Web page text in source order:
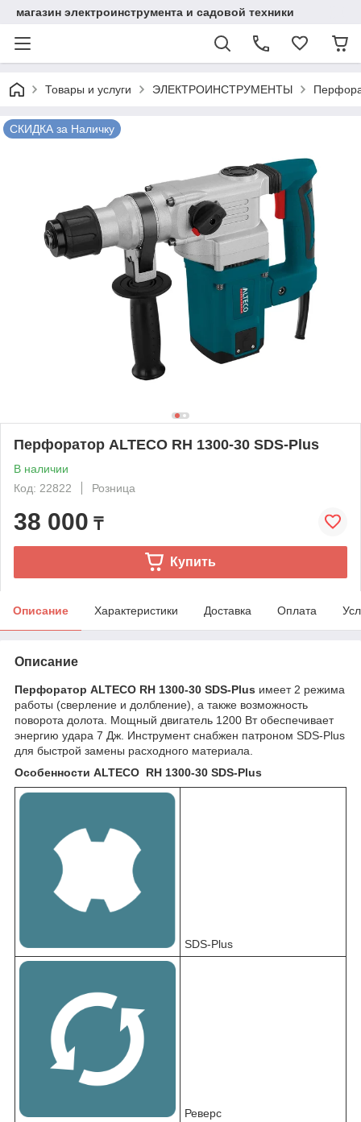
магазин электроинструмента и садовой техники
Товары и услуги ЭЛЕКТРОИНСТРУМЕНТЫ
СКИДКА за Наличку
Перфоратор ALTECO RH 1300-30 SDS-Plus
В наличии
Код: 22822
Розница
38 000 ₸
Купить
Описание Характеристики Доставка Оплата
Описание
Перфоратор ALTECO RH 1300-30 SDS-Plus имеет 2 режима
работы (сверление и долбление), а также возможность
поворота долота. Мощный двигатель 1200 Вт обеспечивает
энергию удара 7 Дж. Инструмент снабжен патроном SDS-Plus
для быстрой замены расходного материала.
Особенности ALTECO RH 1300-30 SDS-Plus
SDS-Plus
Реверс